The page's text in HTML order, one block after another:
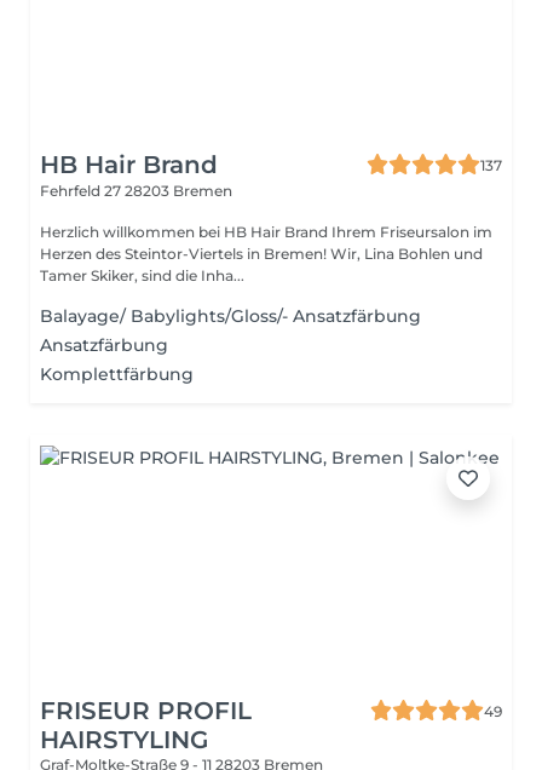
HB Hair Brand
137
Fehrfeld 27 28203 Bremen
Herzlich willkommen bei HB Hair Brand Ihrem Friseursalon im
Herzen des Steintor-Viertels in Bremen! Wir, Lina Bohlen und
Tamer Skiker, sind die Inha...
Balayage/ Babylights/Gloss/- Ansatzfärbung
Ansatzfärbung
Komplettfärbung
FRISEUR PROFIL
HAIRSTYLING
49
Graf-Moltke-Straße 9 - 11 28203 Bremen